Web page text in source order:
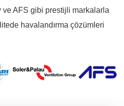
ve AFS gibi prestijli markalarla
havalandırma çözümleri